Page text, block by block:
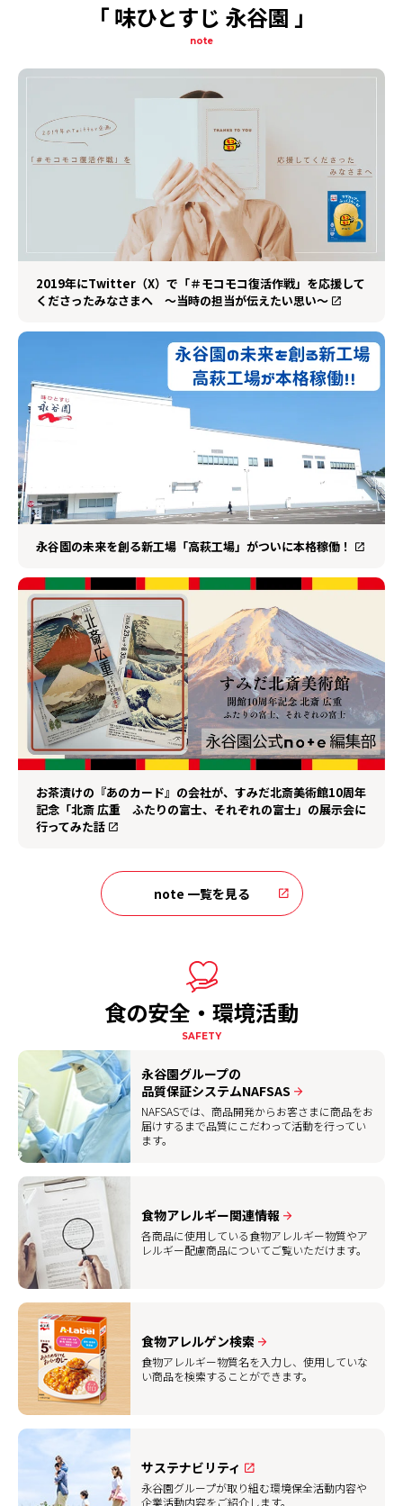
「 味ひとすじ 永谷園 」
note
2019年にTwitter（X）で「＃モコモコ復活作戦」を応援して
くださったみなさまへ ～当時の担当が伝えたい思い～
永谷園の未来を創る新工場「高萩工場」がついに本格稼働！
お茶漬けの『あのカード』の会社が、すみだ北斎美術館10周年
記念「北斎 広重 ふたりの富士、それぞれの富士」の展示会に
行ってみた話
note 一覧を見る
食の安全・環境活動
SAFETY
永谷園グループの
品質保証システムNAFSAS
NAFSASでは、商品開発からお客さまに商品をお
届けするまで品質にこだわって活動を行ってい
ます。
食物アレルギー関連情報
各商品に使用している食物アレルギー物質やア
レルギー配慮商品についてご覧いただけます。
食物アレルゲン検索
食物アレルギー物質名を入力し、使用していな
い商品を検索することができます。
サステナビリティ
永谷園グループが取り組む環境保全活動内容や
企業活動内容をご紹介します。